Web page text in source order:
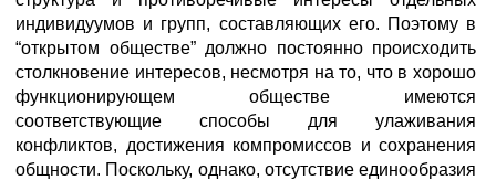
индивидуумов и групп, составляющих его. Поэтому в
“открытом обществе” должно постоянно происходить
столкновение интересов, несмотря на то, что в хорошо
функционирующем обществе имеются
соответствующие способы для улаживания
конфликтов, достижения компромиссов и сохранения
общности. Поскольку, однако, отсутствие единообразия